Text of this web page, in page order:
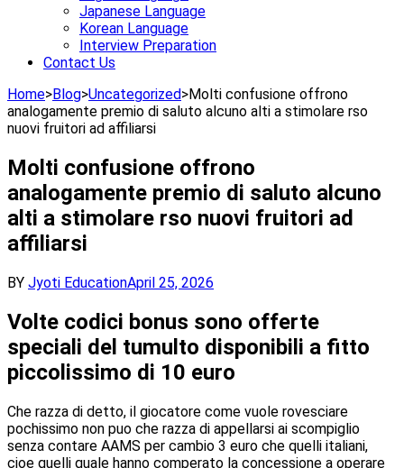
Japanese Language
Korean Language
Interview Preparation
Contact Us
Home>Blog>Uncategorized>Molti confusione offrono
analogamente premio di saluto alcuno alti a stimolare rso
nuovi fruitori ad affiliarsi
Molti confusione offrono
analogamente premio di saluto alcuno
alti a stimolare rso nuovi fruitori ad
affiliarsi
BY Jyoti EducationApril 25, 2026
Volte codici bonus sono offerte
speciali del tumulto disponibili a fitto
piccolissimo di 10 euro
Che razza di detto, il giocatore come vuole rovesciare
pochissimo non puo che razza di appellarsi ai scompiglio
senza contare AAMS per cambio 3 euro che quelli italiani,
cioe quelli quale hanno comperato la concessione a operare